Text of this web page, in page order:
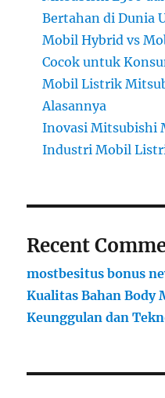
Bertahan di Dunia
Mobil Hybrid vs
Cocok untuk
Mobil Listrik
Alasannya
Inovasi Mitsubishi
Industri Mobil
Recent
mostbesitus bonus
Kualitas Bahan
Keunggulan dan